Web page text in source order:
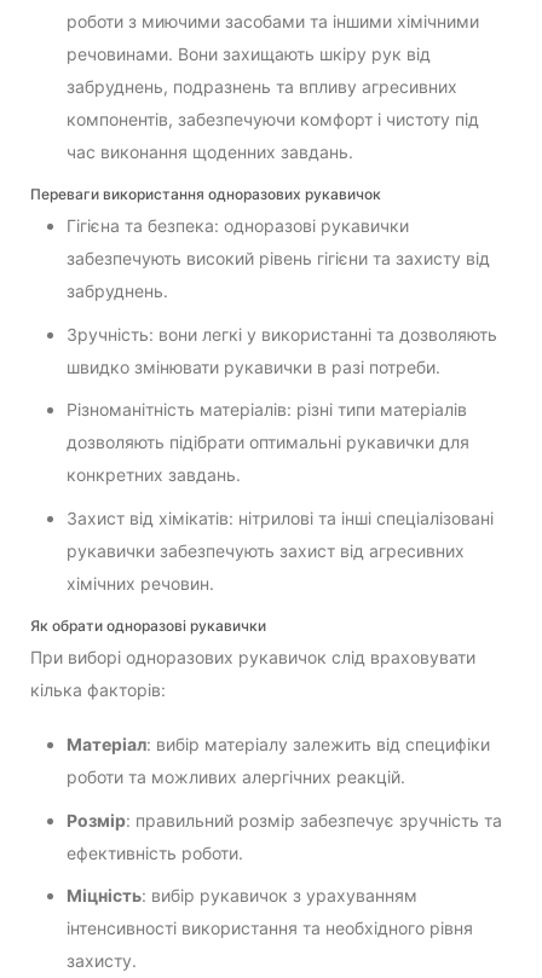
роботи з миючими засобами та іншими хімічними
речовинами. Вони захищають шкіру рук від
забруднень, подразнень та впливу агресивних
компонентів, забезпечуючи комфорт і чистоту під
час виконання щоденних завдань.
Переваги використання одноразових рукавичок
Гігієна та безпека: одноразові рукавички
забезпечують високий рівень гігієни та захисту від
забруднень.
Зручність: вони легкі у використанні та дозволяють
швидко змінювати рукавички в разі потреби.
Різноманітність матеріалів: різні типи матеріалів
дозволяють підібрати оптимальні рукавички для
конкретних завдань.
Захист від хімікатів: нітрилові та інші спеціалізовані
рукавички забезпечують захист від агресивних
хімічних речовин.
Як обрати одноразові рукавички
При виборі одноразових рукавичок слід враховувати
кілька факторів:
Матеріал: вибір матеріалу залежить від специфіки
роботи та можливих алергічних реакцій.
Розмір: правильний розмір забезпечує зручність та
ефективність роботи.
Міцність: вибір рукавичок з урахуванням
інтенсивності використання та необхідного рівня
захисту.